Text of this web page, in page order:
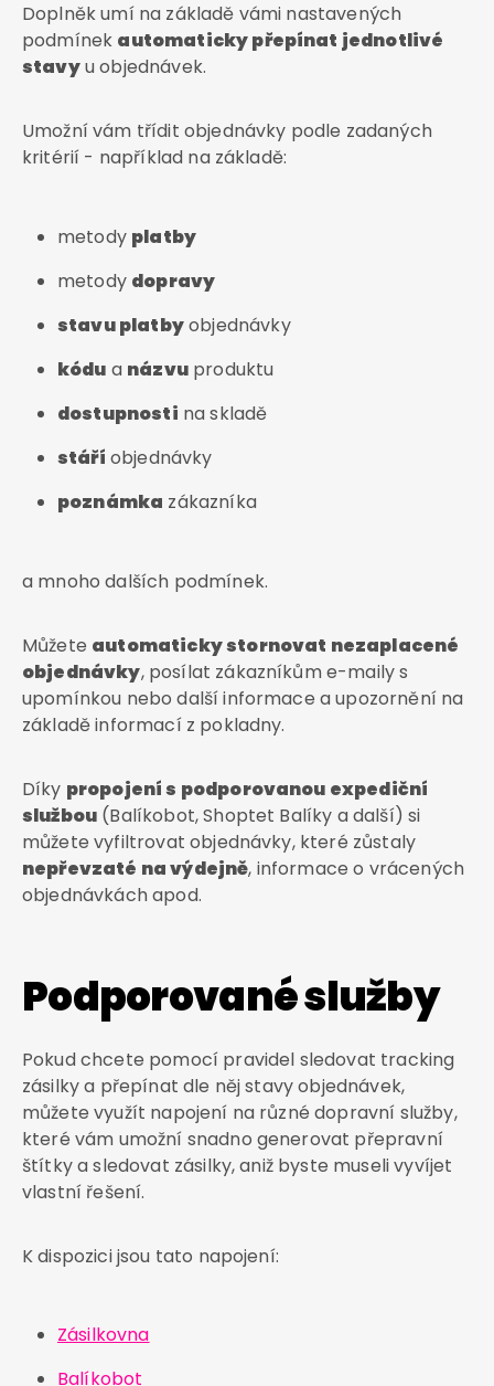
Doplněk umí na základě vámi nastavených
podmínek automaticky přepínat jednotlivé
stavyu objednávek.
Umožní vám třídit objednávky podle zadaných
kritérií - například na základě:
metody platby
metody dopravy
stavu platbyobjednávky
kódu a názvuproduktu
dostupnosti na skladě
stáří objednávky
poznámka zákazníka
a mnoho dalších podmínek.
Můžete automaticky stornovat nezaplacené
objednávky, posílat zákazníkům e-maily s
upomínkou nebo další informace a upozornění na
základě informací z pokladny.
Díky propojení s podporovanou expediční
službou (Balíkobot, Shoptet Balíky a další) si
můžete vyfiltrovat objednávky, které zůstaly
nepřevzaté na výdejně, informace o vrácených
objednávkách apod.
Podporované služby
Pokud chcete pomocí pravidel sledovat tracking
zásilky a přepínat dle něj stavy objednávek,
můžete využít napojení na různé dopravní služby,
které vám umožní snadno generovat přepravní
štítky a sledovat zásilky, aniž byste museli vyvíjet
vlastní řešení.
K dispozici jsou tato napojení:
Zásilkovna
Balíkobot